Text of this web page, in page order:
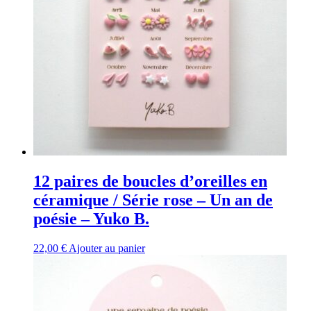
12 paires de boucles d’oreilles en
céramique / Série rose – Un an de
poésie – Yuko B.
22,00 € Ajouter au panier